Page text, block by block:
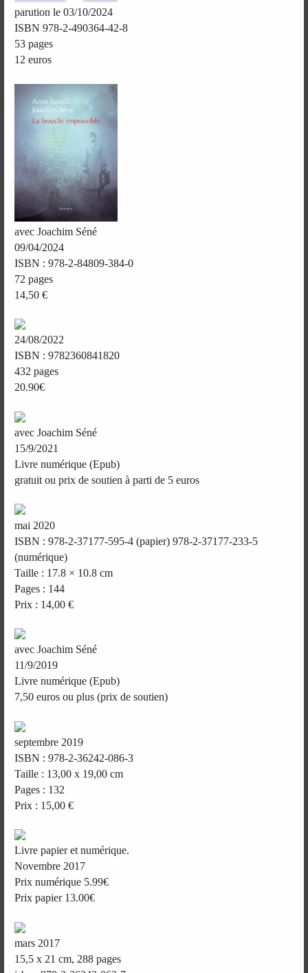
parution le 03/10/2024
ISBN 978-2-490364-42-8
53 pages
12 euros
avec Joachim Séné
09/04/2024
ISBN : 978-2-84809-384-0
72 pages
14,50 €
24/08/2022
ISBN : 9782360841820
432 pages
20.90€
avec Joachim Séné
15/9/2021
Livre numérique (Epub)
gratuit ou prix de soutien à parti de 5 euros
mai 2020
ISBN : 978-2-37177-595-4 (papier) 978-2-37177-233-5
(numérique)
Taille : 17.8 × 10.8 cm
Pages : 144
Prix : 14,00 €
avec Joachim Séné
11/9/2019
Livre numérique (Epub)
7,50 euros ou plus (prix de soutien)
septembre 2019
ISBN : 978-2-36242-086-3
Taille : 13,00 x 19,00 cm
Pages : 132
Prix : 15,00 €
Livre papier et numérique.
Novembre 2017
Prix numérique 5.99€
Prix papier 13.00€
mars 2017
15,5 x 21 cm, 288 pages